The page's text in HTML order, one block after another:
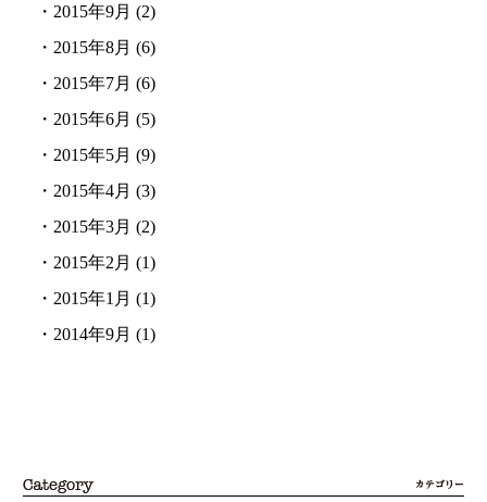
・ 2015年9月 (2)
・ 2015年8月 (6)
・ 2015年7月 (6)
・ 2015年6月 (5)
・ 2015年5月 (9)
・ 2015年4月 (3)
・ 2015年3月 (2)
・ 2015年2月 (1)
・ 2015年1月 (1)
・ 2014年9月 (1)